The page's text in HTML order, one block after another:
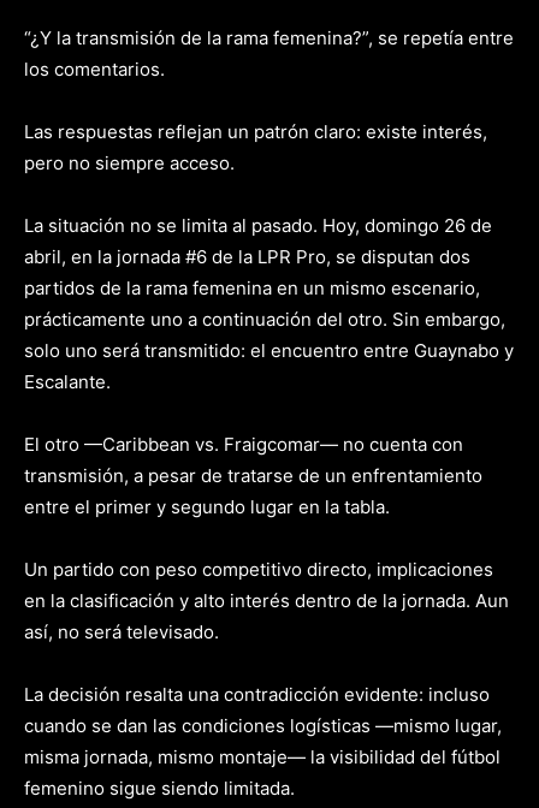
“¿Y la transmisión de la rama femenina?”, se repetía entre
los comentarios.
Las respuestas reflejan un patrón claro: existe interés,
pero no siempre acceso.
La situación no se limita al pasado. Hoy, domingo 26 de
abril, en la jornada #6 de la LPR Pro, se disputan dos
partidos de la rama femenina en un mismo escenario,
prácticamente uno a continuación del otro. Sin embargo,
solo uno será transmitido: el encuentro entre Guaynabo y
Escalante.
El otro —Caribbean vs. Fraigcomar— no cuenta con
transmisión, a pesar de tratarse de un enfrentamiento
entre el primer y segundo lugar en la tabla.
Un partido con peso competitivo directo, implicaciones
en la clasificación y alto interés dentro de la jornada. Aun
así, no será televisado.
La decisión resalta una contradicción evidente: incluso
cuando se dan las condiciones logísticas —mismo lugar,
misma jornada, mismo montaje— la visibilidad del fútbol
femenino sigue siendo limitada.